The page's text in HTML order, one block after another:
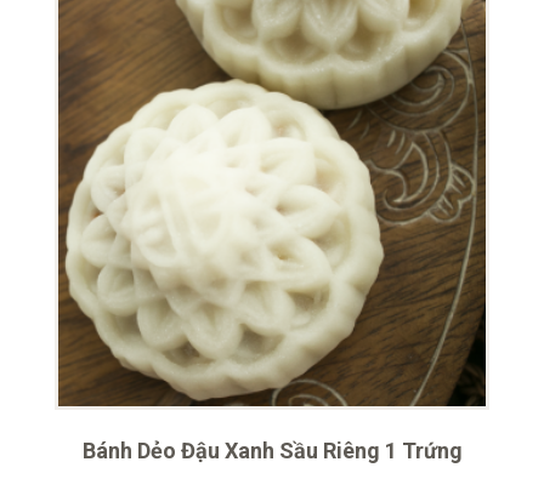
Bánh Dẻo Đậu Xanh Sầu Riêng 1 Trứng